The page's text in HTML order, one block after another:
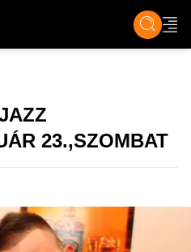
ÉLET TECH &
23.,SZOMBAT